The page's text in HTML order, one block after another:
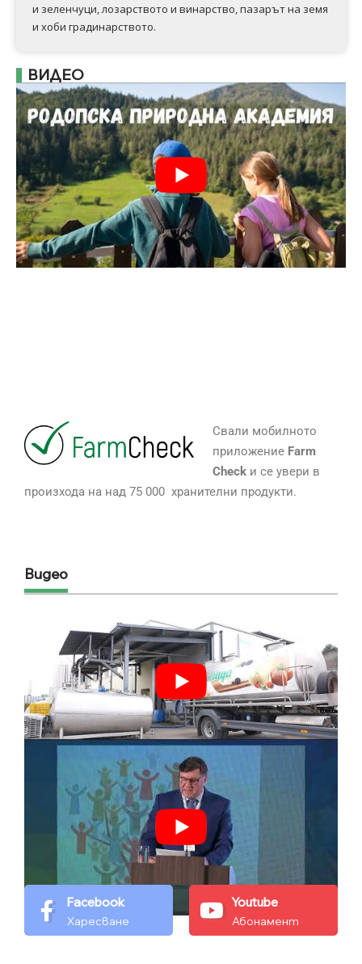
и зеленчуци, лозарството и винарство, пазарът на земя
и хоби градинарството.
ВИДЕО
Свали мобилното
приложение Farm
Checkи се увери в
произхода на над 75 000 хранителни продукти.
Видео
Facebook
Харесване
Youtube
Абонамент